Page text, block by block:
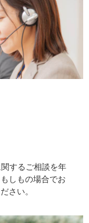
するご相談を年
しもの場合でお
さい。